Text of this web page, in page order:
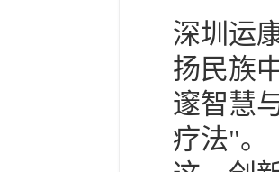
深圳运
扬民族
邃智慧
疗法"。